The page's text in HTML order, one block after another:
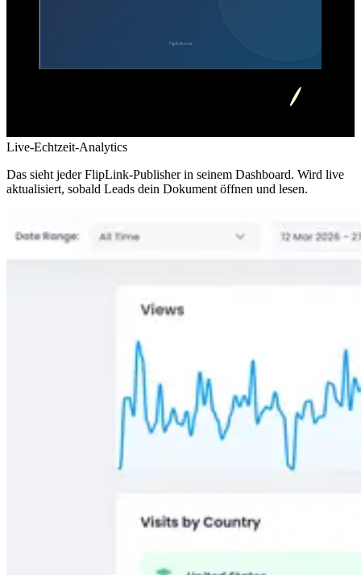
Live-Echtzeit-Analytics
Das sieht jeder FlipLink-Publisher in seinem Dashboard. Wird live
aktualisiert, sobald Leads dein Dokument öffnen und lesen.